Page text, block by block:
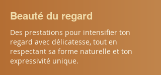
Beauté du regard
Des prestations pour intensifier ton
regard avec délicatesse, tout en
respectant sa forme naturelle et ton
expressivité unique.